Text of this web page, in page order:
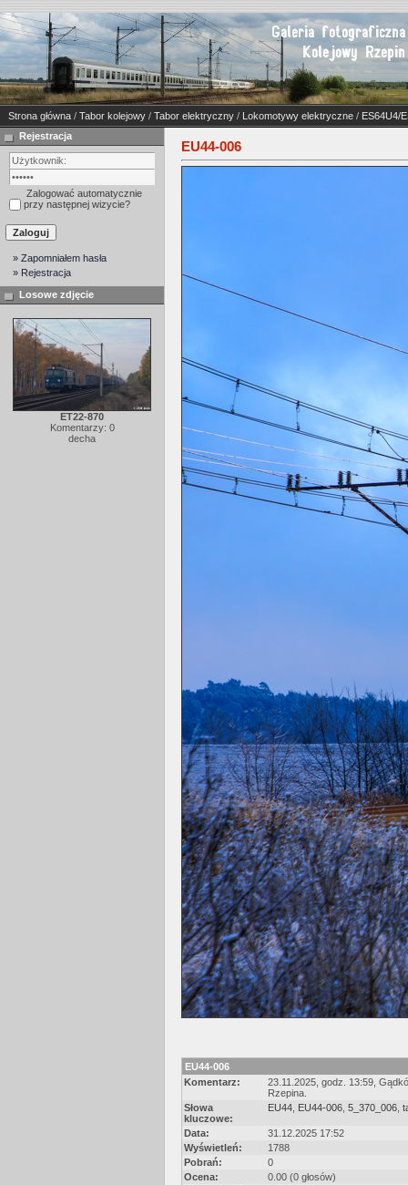
Strona główna / Tabor kolejowy / Tabor elektryczny / Lokomotywy elektryczne / ES64U4/
Rejestracja
Zalogować automatycznie
przy następnej wizycie?
» Zapomniałem hasła
» Rejestracja
Losowe zdjęcie
ET22-870
Komentarzy: 0
decha
EU44-006
EU44-006
Komentarz:
23.11.2025, godz. 13:59,
Rzepina.
Słowa
kluczowe:
EU44 EU44-006 5_370_006
Data:
31.12.2025 17:52
Wyświetleń:
1788
Pobrań:
0
Ocena:
0.00 (0 głosów)